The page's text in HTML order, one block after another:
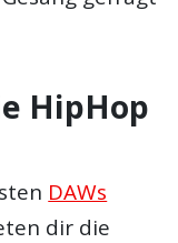
HipHop
DAWs
dir die